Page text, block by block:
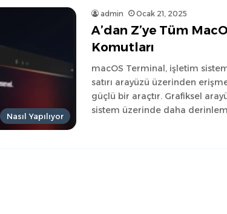
Nasıl Yapılıyor
admin Ocak 21, 2025
A’dan Z’ye Tüm
Komutları
macOS Terminal, işletim
satırı arayüzü üzerinden
güçlü bir araçtır. Grafiksel
sistem üzerinde daha